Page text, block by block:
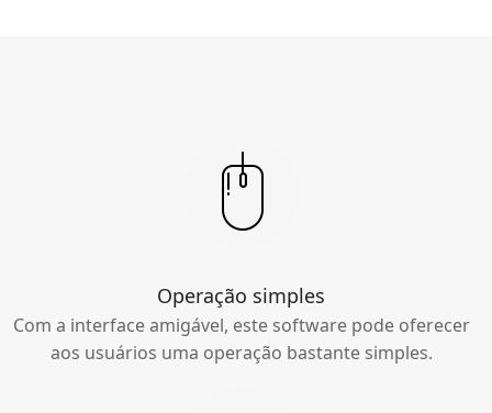
Operação simples
Com a interface amigável, este software pode oferecer
aos usuários uma operação bastante simples.